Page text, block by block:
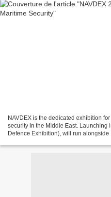
NAVDEX is the dedicated exhibition
security in the Middle East. Launching
Defence Exhibition), will run